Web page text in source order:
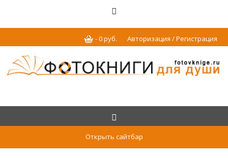
Авторизация / Регистрация
-0руб.
Открыть сайтбар